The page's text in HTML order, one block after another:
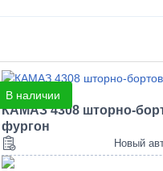
В наличии
КАМАЗ 4308 шторно-
фургон
Новый